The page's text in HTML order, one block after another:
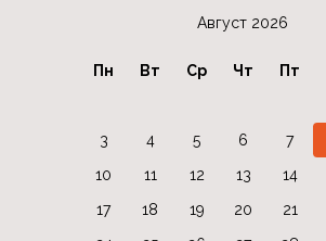
Август 2026
Пн Вт Ср Чт Пт
3
4 5 6 7
10
11 12 13 14
17
18 19 20 21